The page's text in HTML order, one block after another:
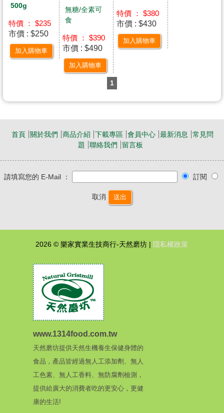
500g
特價 ： $235
市價 : $250
加入購物車
無糖/全素可
食
特價 ： $390
市價 : $490
加入購物車
特價 ： $380
市價 : $430
加入購物車
1
首頁 關於我們 商品介紹 下載專區 會員中心 最新消息
常見問
題
聯絡我們 留言板
請填寫您的 E-Mail ： 訂閱
取消 送出
2026 © 樂家實業生技商行-天然磨坊 | 隱私權政策
www.1314food.com.tw
天然磨坊提供天然生機養生保健身體的
食品，產品皆經過無人工添加劑、無人
工色素、無人工香料、無防腐劑檢測，
提供給廣大的消費者吃的更安心，更健
康的生活!